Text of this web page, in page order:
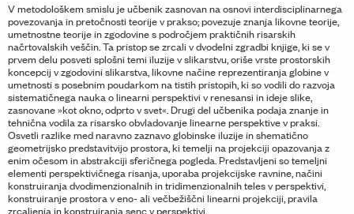
V metodološkem smislu je učbenik zasnovan na osnovi interdisciplinarnega
povezovanja in pretočnosti teorije v prakso; povezuje znanja likovne teorije,
umetnostne teorije in zgodovine s področjem praktičnih risarskih
načrtovalskih veščin. Ta pristop se zrcali v dvodelni zgradbi knjige, ki se v
prvem delu posveti splošni temi iluzije v slikarstvu, oriše vrste prostorskih
koncepcij v zgodovini slikarstva, likovne načine reprezentiranja globine v
umetnosti s posebnim poudarkom na tistih pristopih, ki so vodili do razvoja
sistematičnega nauka o linearni perspektivi v renesansi in ideje slike,
zasnovane »kot okno, odprto v svet«. Drugi del učbenika podaja znanje in
tehnična vodila za risarsko obvladovanje linearne perspektive v praksi.
Osvetli razlike med naravno zaznavo globinske iluzije in shematično
geometrijsko predstavitvijo prostora, ki temelji na projekciji opazovanja z
enim očesom in abstrakciji sferičnega pogleda. Predstavljeni so temeljni
elementi perspektivičnega risanja, uporaba projekcijske ravnine, načini
konstruiranja dvodimenzionalnih in tridimenzionalnih teles v perspektivi,
konstruiranje prostora v eno- ali večbežiščni linearni projekciji, pravila
zrcaljenja in konstruiranja senc v perspektivi.